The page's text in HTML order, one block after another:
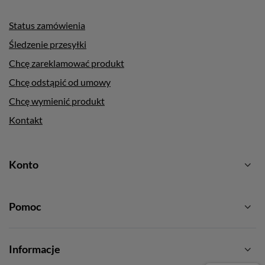
Status zamówienia
Śledzenie przesyłki
Chcę zareklamować produkt
Chcę odstąpić od umowy
Chcę wymienić produkt
Kontakt
Konto
Pomoc
Informacje